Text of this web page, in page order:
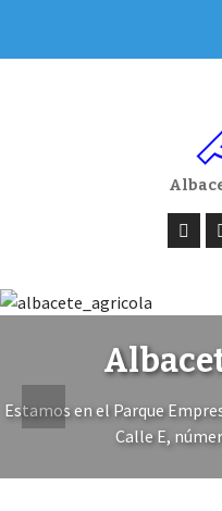
Estamos en el Parque
Calle E,